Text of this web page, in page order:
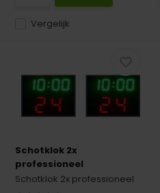
Vergelijk
Schotklok 2x
professioneel
Schotklok 2x professioneel